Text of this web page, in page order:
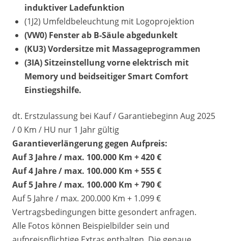
induktiver Ladefunktion
(1J2) Umfeldbeleuchtung mit Logoprojektion
(VW0) Fenster ab B-Säule abgedunkelt
(KU3) Vordersitze mit Massageprogrammen
(3IA) Sitzeinstellung vorne elektrisch mit
Memory und beidseitiger Smart Comfort
Einstiegshilfe.
dt. Erstzulassung bei Kauf / Garantiebeginn Aug 2025
/ 0 Km / HU nur 1 Jahr gültig
Garantieverlängerung gegen Aufpreis:
Auf 3 Jahre / max. 100.000 Km + 420 €
Auf 4 Jahre / max. 100.000 Km + 555 €
Auf 5 Jahre / max. 100.000 Km + 790 €
Auf 5 Jahre / max. 200.000 Km + 1.099 €
Vertragsbedingungen bitte gesondert anfragen.
Alle Fotos können Beispielbilder sein und